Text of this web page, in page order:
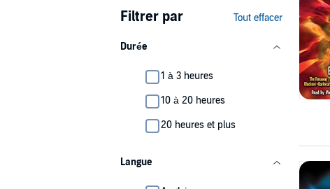
Filtrer par Tout effacer
Durée
1 à 3 heures
10 à 20 heures
20 heures et plus
Langue